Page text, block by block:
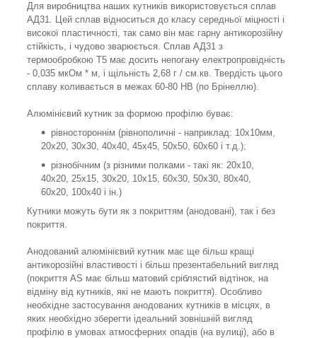
Для виробництва наших кутників використовується сплав
АД31. Цей сплав відноситься до класу середньої міцності і
високої пластичності, так само він має гарну антикорозійну
стійкість, і чудово зварюється. Сплав АД31 з
термообробкою Т5 має досить непогану електропровідність
- 0,035 мкОм * м, і щільність 2,68 г / см.кв. Твердість цього
сплаву коливається в межах 60-80 НВ (по Брінеллю).
Алюмінієвий кутник за формою профілю буває:
рівностороннім (рівнополичні - наприклад: 10х10мм,
20х20, 30х30, 40х40, 45х45, 50х50, 60х60 і т.д.);
різнобічним (з різними полками - такі як: 20х10,
40х20, 25х15, 30х20, 10х15, 60х30, 50х30, 80х40,
60х20, 100х40 і ін.)
Кутники можуть бути як з покриттям (анодовані), так і без
покриття.
Анодований алюмінієвий кутник має ще більш кращі
антикорозійні властивості і більш презентабельний вигляд
(покриття AS має більш матовий сріблястий відтінок, на
відміну від кутників, які не мають покриття). Особливо
необхідне застосування анодованих кутників в місцях, в
яких необхідно зберегти ідеальний зовнішній вигляд
профілю в умовах атмосферних опадів (на вулиці), або в